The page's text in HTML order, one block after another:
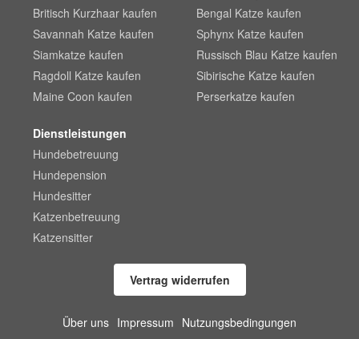
Britisch Kurzhaar kaufen
Savannah Katze kaufen
Siamkatze kaufen
Ragdoll Katze kaufen
Maine Coon kaufen
Bengal Katze kaufen
Sphynx Katze kaufen
Russisch Blau Katze kaufen
Sibirische Katze kaufen
Perserkatze kaufen
Dienstleistungen
Hundebetreuung
Hundepension
Hundesitter
Katzenbetreuung
Katzensitter
Vertrag widerrufen
Über uns Impressum Nutzungsbedingungen